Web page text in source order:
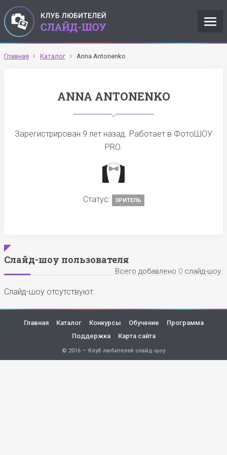
Главная Каталог Anna Antonenko
ANNA ANTONENKO
Зарегистрирован 9 лет назад. Работает в ФотоШОУ
PRO.
Статус: ЗРИТЕЛЬ
Слайд-шоу пользователя
Всего добавлено 0 слайд-шоу.
Слайд-шоу отсутствуют.
Главная Каталог Конкурсы Обучение
Программа
Поддержка
Карта сайта
© 2016 — Клуб любителей слайд-шоу